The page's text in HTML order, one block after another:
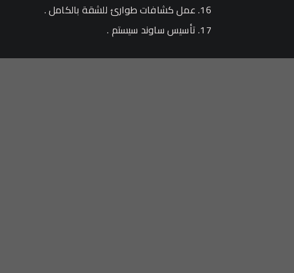
عمل كشافات طوارئ للشقة بالكامل .
تأسيس ساوند سيستم .